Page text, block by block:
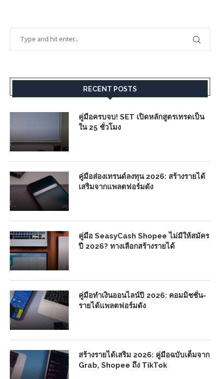
RECENT POSTS
คู่มือครบจบ! SET เปิดหลักสูตรเทรดเป็น
ใน 25 ชั่วโมง
คู่มือส่องเทรนด์ลงทุน 2026: สร้างรายได้
เสริมจากแพลตฟอร์มดัง
คู่มือ SeasyCash Shopee ไม่มีให้สมัคร
ปี 2026? ทางเลือกสร้างรายได้
คู่มือทำเงินออนไลน์ปี 2026: คอมมิชชั่น-
รายได้แพลตฟอร์มดัง
สร้างรายได้เสริม 2026: คู่มือฉบับเต็มจาก
Grab, Shopee ถึง TikTok